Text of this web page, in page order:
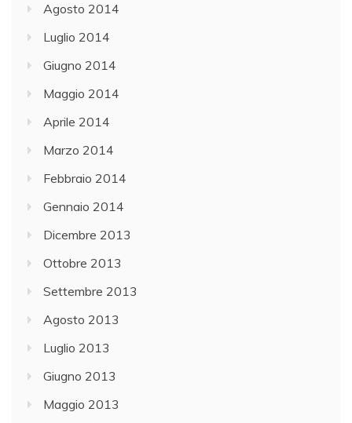
Agosto 2014
Luglio 2014
Giugno 2014
Maggio 2014
Aprile 2014
Marzo 2014
Febbraio 2014
Gennaio 2014
Dicembre 2013
Ottobre 2013
Settembre 2013
Agosto 2013
Luglio 2013
Giugno 2013
Maggio 2013